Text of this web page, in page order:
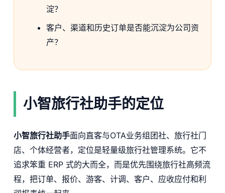
淀？
客户、渠道和历史订单是否能沉淀为公司资
产？
小智旅行社助手的定位
小智旅行社助手面向直客与OTA业务组团社、旅行社门
店、个体经营者，定位是轻量级旅行社管理系统。它不
追求笨重 ERP 式的大而全，而是优先围绕旅行社高频流
程，把订单、报价、游客、计调、客户、应收应付和利